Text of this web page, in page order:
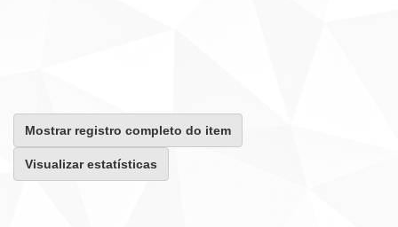
Mostrar registro completo do item
Visualizar estatísticas